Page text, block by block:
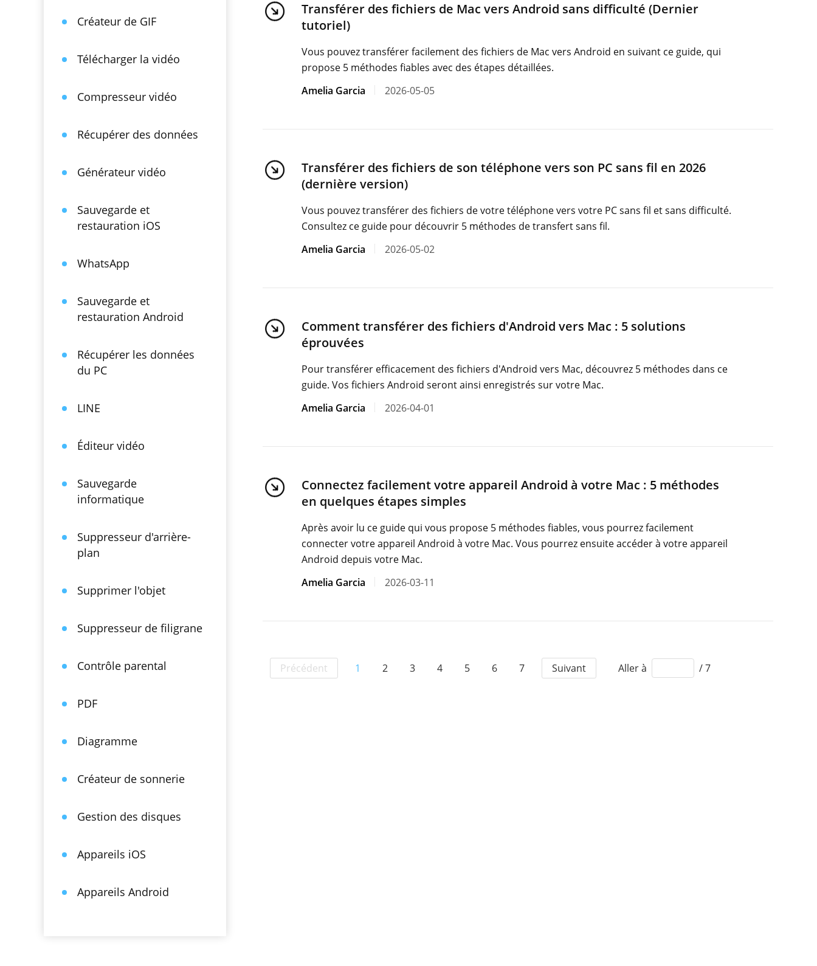
Créateur de GIF
Télécharger la vidéo
Compresseur vidéo
Récupérer des données
Générateur vidéo
Sauvegarde et
restauration iOS
WhatsApp
Sauvegarde et
restauration Android
Récupérer les données
du PC
LINE
Éditeur vidéo
Sauvegarde
informatique
Suppresseur d'arrière-
plan
Supprimer l'objet
Suppresseur de filigrane
Contrôle parental
PDF
Diagramme
Créateur de sonnerie
Gestion des disques
Appareils iOS
Appareils Android
Transférer des fichiers de Mac vers Android sans difficulté (Dernier
tutoriel)
Vous pouvez transférer facilement des fichiers de Mac vers Android en suivant ce guide, qui
propose 5 méthodes fiables avec des étapes détaillées.
Amelia Garcia
2026-05-05
Transférer des fichiers de son téléphone vers son PC sans fil en 2026
(dernière version)
Vous pouvez transférer des fichiers de votre téléphone vers votre PC sans fil et sans difficulté.
Consultez ce guide pour découvrir 5 méthodes de transfert sans fil.
Amelia Garcia
2026-05-02
Comment transférer des fichiers d'Android vers Mac : 5 solutions
éprouvées
Pour transférer efficacement des fichiers d'Android vers Mac, découvrez 5 méthodes dans ce
guide. Vos fichiers Android seront ainsi enregistrés sur votre Mac.
Amelia Garcia
2026-04-01
Connectez facilement votre appareil Android à votre Mac : 5 méthodes
en quelques étapes simples
Après avoir lu ce guide qui vous propose 5 méthodes fiables, vous pourrez facilement
connecter votre appareil Android à votre Mac. Vous pourrez ensuite accéder à votre appareil
Android depuis votre Mac.
Amelia Garcia
2026-03-11
Précédent 1 2 3 4 5 6 7 Suivant Aller à / 7